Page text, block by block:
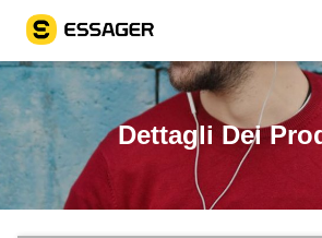
Dettagli Dei